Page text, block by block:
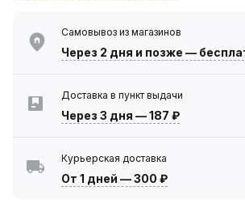
Самовывоз из магазинов
Через 2 дня и позже —
Доставка в пункт выдачи
Через 3 дня —187 ₽
Курьерская доставка
От 1 дней —300 ₽